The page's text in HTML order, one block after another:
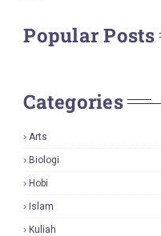
Popular Posts
Categories
Arts
Biologi
Hobi
Islam
Kuliah